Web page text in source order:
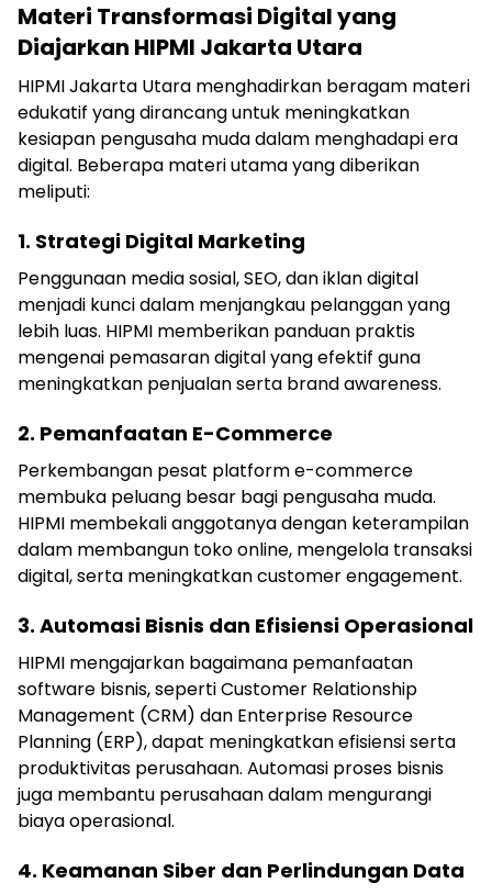
Materi Transformasi Digital yang
Diajarkan HIPMI Jakarta Utara
HIPMI Jakarta Utara menghadirkan beragam materi
edukatif yang dirancang untuk meningkatkan
kesiapan pengusaha muda dalam menghadapi era
digital. Beberapa materi utama yang diberikan
meliputi:
1. Strategi Digital Marketing
Penggunaan media sosial, SEO, dan iklan digital
menjadi kunci dalam menjangkau pelanggan yang
lebih luas. HIPMI memberikan panduan praktis
mengenai pemasaran digital yang efektif guna
meningkatkan penjualan serta brand awareness.
2. Pemanfaatan E-Commerce
Perkembangan pesat platform e-commerce
membuka peluang besar bagi pengusaha muda.
HIPMI membekali anggotanya dengan keterampilan
dalam membangun toko online, mengelola transaksi
digital, serta meningkatkan customer engagement.
3. Automasi Bisnis dan Efisiensi Operasional
HIPMI mengajarkan bagaimana pemanfaatan
software bisnis, seperti Customer Relationship
Management (CRM) dan Enterprise Resource
Planning (ERP), dapat meningkatkan efisiensi serta
produktivitas perusahaan. Automasi proses bisnis
juga membantu perusahaan dalam mengurangi
biaya operasional.
4. Keamanan Siber dan Perlindungan Data